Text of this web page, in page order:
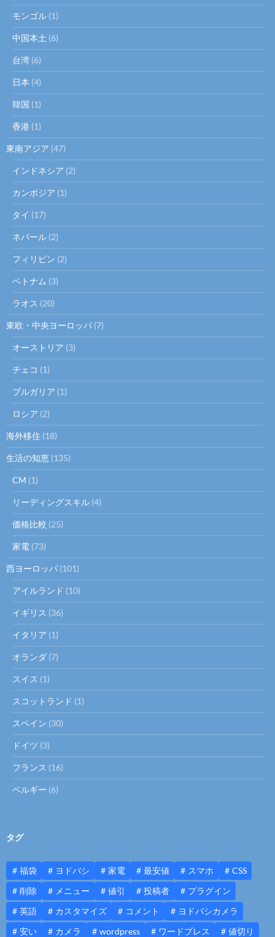
モンゴル (1)
中国本土 (6)
台湾 (6)
日本 (4)
韓国 (1)
香港 (1)
東南アジア (47)
インドネシア (2)
カンボジア (1)
タイ (17)
ネパール (2)
フィリピン (2)
ベトナム (3)
ラオス (20)
東欧・中央ヨーロッパ (7)
オーストリア (3)
チェコ (1)
ブルガリア (1)
ロシア (2)
海外移住 (18)
生活の知恵 (135)
CM (1)
リーディングスキル (4)
価格比較 (25)
家電 (73)
西ヨーロッパ (101)
アイルランド (10)
イギリス (36)
イタリア (1)
オランダ (7)
スイス (1)
スコットランド (1)
スペイン (30)
ドイツ (3)
フランス (16)
ベルギー (6)
タグ
福袋 ヨドバシ 家電 最安値 スマホ
CSS
削除
メニュー 値引 投稿者
プラグイン
英語
カスタマイズ コメント
ヨドバシカメラ
安い
カメラ wordpress ワードプレス 値切り